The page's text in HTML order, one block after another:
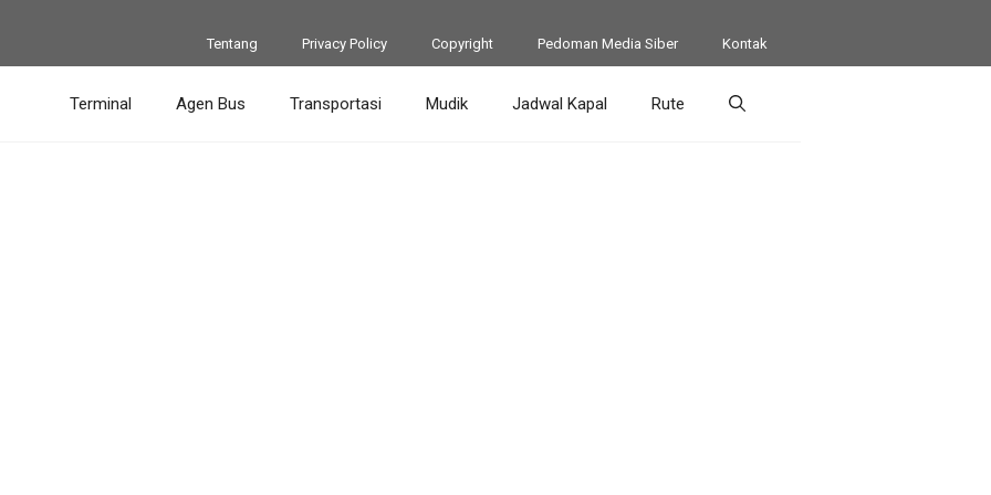
Tentang Privacy Policy Copyright Pedoman Media Siber Kontak
Terminal Agen Bus Transportasi Mudik Jadwal Kapal Rute